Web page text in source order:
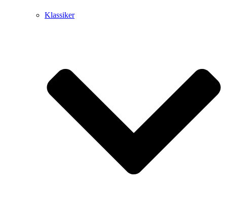
Klassiker